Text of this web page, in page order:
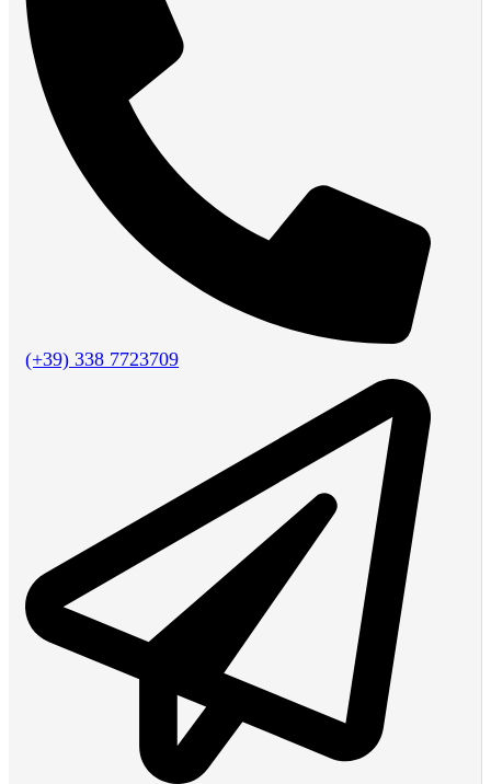
(+39) 338 7723709